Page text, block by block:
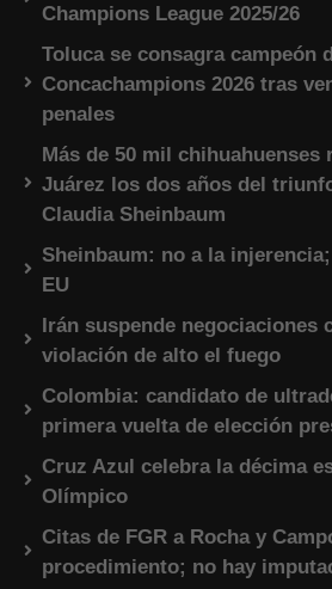
Champions League 2025/26
Toluca se consagra campeón
Concachampions 2026 tras
penales
Más de 50 mil chihuahuenses
Juárez los dos años del
Claudia Sheinbaum
Sheinbaum: no a la
EU
Irán suspende negociaciones
violación de alto el fuego
Colombia: candidato de
primera vuelta de elección
Cruz Azul celebra la décima
Olímpico
Citas de FGR a Rocha y
procedimiento; no hay